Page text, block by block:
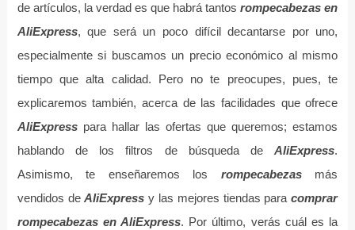
de artículos, la verdad es que habrá tantosrompecabezas en
AliExpress, que será un poco difícil decantarse por uno,
especialmente si buscamos un precio económico al mismo
tiempo que alta calidad. Pero no te preocupes, pues, te
explicaremos también, acerca de las facilidades que ofrece
AliExpresspara hallar las ofertas que queremos; estamos
hablando de los filtros de búsqueda deAliExpress.
Asimismo, te enseñaremos los rompecabezasmás
vendidos deAliExpress y las mejores tiendas para comprar
rompecabezas en AliExpress. Por último, verás cuál es la